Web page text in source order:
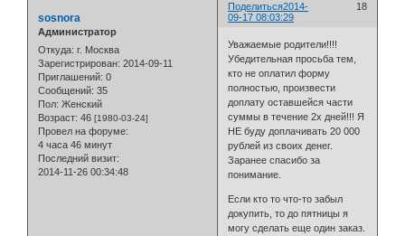
Поделиться 18
2014-
09-17 08:03:29
sosnora
Администратор
Откуда: г. Москва
Зарегистрирован: 2014-09-11
Приглашений: 0
Сообщений: 35
Пол: Женский
Возраст: 46 [1980-03-24]
Провел на форуме:
4 часа 46 минут
Последний визит:
2014-11-26 00:34:48
Уважаемые родители!!!!
Убедительная просьба тем,
кто не оплатил форму
полностью, произвести
доплату оставшейся части
суммы в течение 2х дней!!! Я
НЕ буду доплачивать 20 000
рублей из своих денег.
Заранее спасибо за
понимание.
Если кто то что-то забыл
докупить, то до пятницы я
могу сделать еще один заказ.